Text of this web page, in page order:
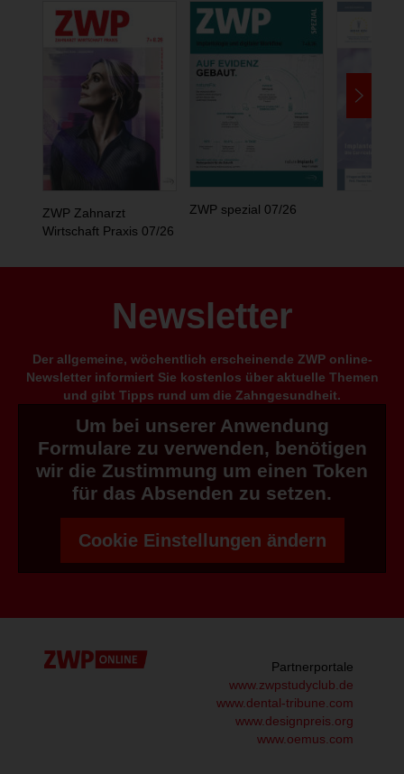
ZWP Zahnarzt
Wirtschaft Praxis 07/26
ZWP spezial 07/26
Newsletter
Der allgemeine, wöchentlich erscheinende ZWP online-
Newsletter informiert Sie kostenlos über aktuelle Themen
und gibt Tipps rund um die Zahngesundheit.
Um bei unserer Anwendung
Formulare zu verwenden, benötigen
wir die Zustimmung um einen Token
für das Absenden zu setzen.
Cookie Einstellungen ändern
Partnerportale
www.zwpstudyclub.de
www.dental-tribune.com
www.designpreis.org
www.oemus.com